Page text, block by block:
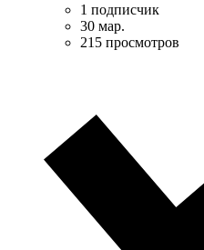
1 подписчик
30 мар.
215 просмотров